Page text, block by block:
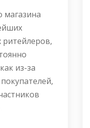
магазина
ритейлеров,
из-за